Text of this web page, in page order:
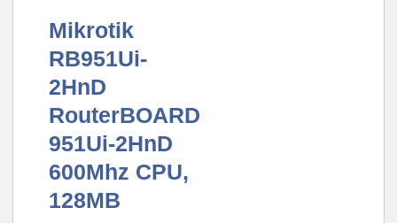
Mikrotik
RB951Ui-
2HnD
RouterBOARD
951Ui-2HnD
600Mhz CPU,
128MB